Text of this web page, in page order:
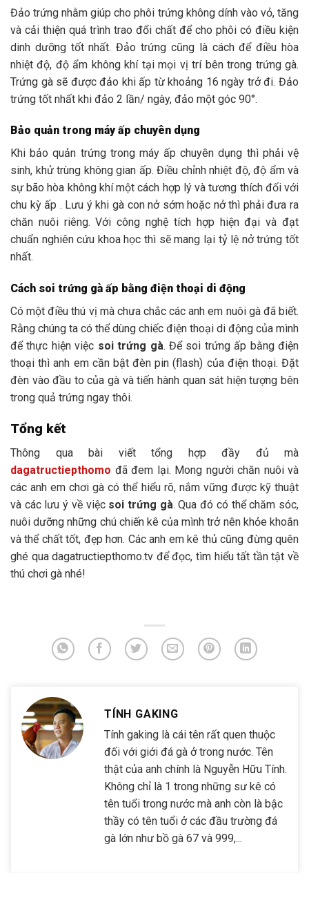
Đảo trứng nhằm giúp cho phôi trứng không dính vào vỏ, tăng
và cải thiện quá trình trao đổi chất để cho phôi có điều kiện
dinh dưỡng tốt nhất. Đảo trứng cũng là cách để điều hòa
nhiệt độ, độ ẩm không khí tại mọi vị trí bên trong trứng gà.
Trứng gà sẽ được đảo khi ấp từ khoảng 16 ngày trở đi. Đảo
trứng tốt nhất khi đảo 2 lần/ ngày, đảo một góc 90°.
Bảo quản trong máy ấp chuyên dụng
Khi bảo quản trứng trong máy ấp chuyên dụng thì phải vệ
sinh, khử trùng không gian ấp. Điều chỉnh nhiệt độ, độ ẩm và
sự bão hòa không khí một cách hợp lý và tương thích đối với
chu kỳ ấp . Lưu ý khi gà con nở sớm hoặc nở thì phải đưa ra
chăn nuôi riêng. Với công nghệ tích hợp hiện đại và đạt
chuẩn nghiên cứu khoa học thì sẽ mang lại tỷ lệ nở trứng tốt
nhất.
Cách soi trứng gà ấp bằng điện thoại di động
Có một điều thú vị mà chưa chắc các anh em nuôi gà đã biết.
Rằng chúng ta có thể dùng chiếc điện thoại di động của mình
để thực hiện việc soi trứng gà. Để soi trứng ấp bằng điện
thoại thì anh em cần bật đèn pin (flash) của điện thoại. Đặt
đèn vào đầu to của gà và tiến hành quan sát hiện tượng bên
trong quả trứng ngay thôi.
Tổng kết
Thông qua bài viết tổng hợp đầy đủ mà
dagatructiepthomo đã đem lại. Mong người chăn nuôi và
các anh em chơi gà có thể hiểu rõ, nắm vững được kỹ thuật
và các lưu ý về việc soi trứng gà. Qua đó có thể chăm sóc,
nuôi dưỡng những chú chiến kê của mình trở nên khỏe khoắn
và thể chất tốt, đẹp hơn. Các anh em kê thủ cũng đừng quên
ghé qua dagatructiepthomo.tv để đọc, tìm hiểu tất tần tật về
thú chơi gà nhé!
TÍNH GAKING
Tính gaking là cái tên rất quen thuộc
đối với giới đá gà ở trong nước. Tên
thật của anh chính là Nguyễn Hữu Tính.
Không chỉ là 1 trong những sư kê có
tên tuổi trong nước mà anh còn là bậc
thầy có tên tuổi ở các đầu trường đá
gà lớn như bồ gà 67 và 999,...